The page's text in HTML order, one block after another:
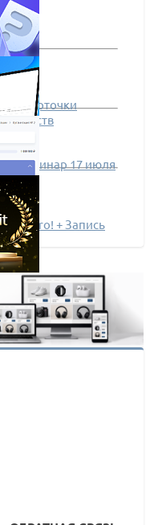
карточки
свойств
Вебинар 17 июля
Pro! + Запись
премии